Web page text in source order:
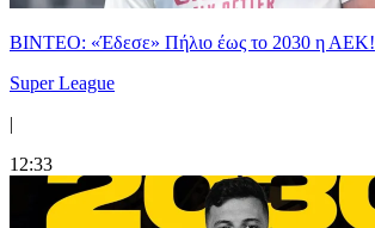
ΒΙΝΤΕΟ: «Έδεσε» Πήλιο έως το 2030 η ΑΕΚ!
Super League
|
12:33